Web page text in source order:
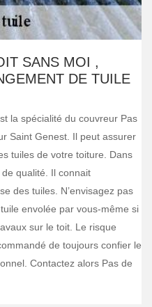
SANS MOI ,
DE TUILE
la spécialité du couvreur Pas
Saint Genest. Il peut assurer
tuiles de votre toiture. Dans
qualité. Il connait
des tuiles. N’envisagez pas
envolée par vous-même si
sur le toit. Le risque
de toujours confier le
Contactez alors Pas de